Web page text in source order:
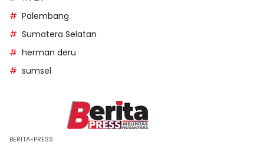
Palembang
Sumatera Selatan
herman deru
sumsel
BERITA-PRESS